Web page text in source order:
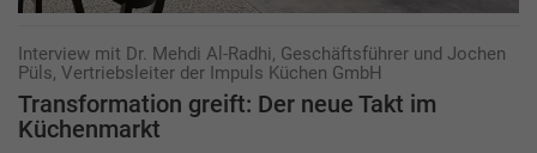
Interview mit Dr. Mehdi Al-Radhi, Geschäftsführer und Jochen
Püls, Vertriebsleiter der Impuls Küchen GmbH
Transformation greift: Der neue Takt im
Küchenmarkt